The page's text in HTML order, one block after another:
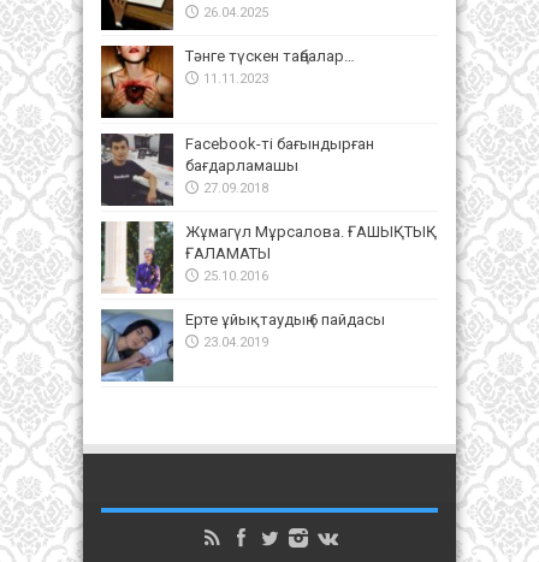
26.04.2025
Тәнге түскен таңбалар…
11.11.2023
Facebook-ті бағындырған
бағдарламашы
27.09.2018
Жұмагүл Мұрсалова. ҒАШЫҚТЫҚ
ҒАЛАМАТЫ
25.10.2016
Ерте ұйықтаудың 6 пайдасы
23.04.2019